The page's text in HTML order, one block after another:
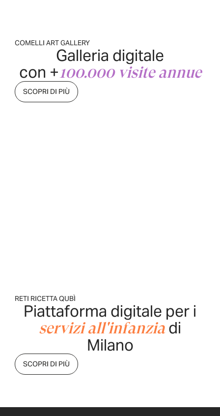
COMELLI ART GALLERY
Galleria digitale
con +100.000 visite annue
SCOPRI DI PIÙ
RETI RICETTA QUBÌ
Piattaforma digitale per i
servizi all'infanziadi
Milano
SCOPRI DI PIÙ